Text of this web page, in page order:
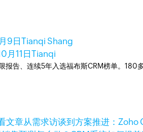
9日Tianqi Shang
月11日Tianqi
告、连续5年入选福布斯CRM榜单。
文章从需求访谈到方案推进：Zoho